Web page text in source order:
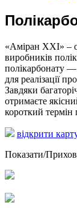
«Аміран XXI» –
виробників
полікарбонату —
для реалізації
Завдяки
отримаєте
короткий термін
відкрити
Показати/